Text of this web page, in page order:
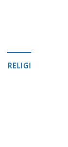
RELIGI